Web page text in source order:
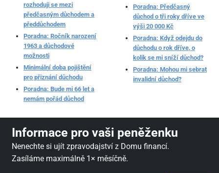
rozhoduji se mezi
předčasným důchodem a
předdůchodem
Poradna: Ročník narození
1963 a důchodové
možnosti
Minimální doba pojištění
pro přiznání důchodu
Poradna: Bude mi 66 let a
nemám pořád důchod
Poradna: Předčasný
důchod o tři roky dříve ve
výši 20 000 Kč
Poradna: Když odejdu do
důchodu o rok dříve, o
kolik se mi sníží důchod?
Poradna: Mohou mi sebrat
invalidní důchod?
Informace pro vaši peněženku
Nenechte si ujít zpravodajství z Domu financí.
Zasíláme maximálně 1× měsíčně.